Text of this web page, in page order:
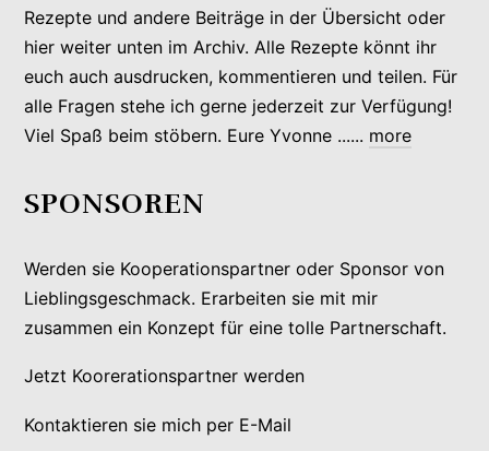
Rezepte und andere Beiträge in der Übersicht oder
hier weiter unten im Archiv. Alle Rezepte könnt ihr
euch auch ausdrucken, kommentieren und teilen. Für
alle Fragen stehe ich gerne jederzeit zur Verfügung!
Viel Spaß beim stöbern. Eure Yvonne ...... more
SPONSOREN
Werden sie Kooperationspartner oder Sponsor von
Lieblingsgeschmack. Erarbeiten sie mit mir
zusammen ein Konzept für eine tolle Partnerschaft.
Jetzt Koorerationspartner werden
Kontaktieren sie mich per E-Mail